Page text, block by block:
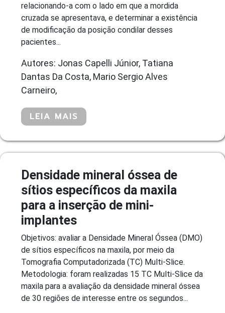
relacionando-a com o lado em que a mordida
cruzada se apresentava, e determinar a existência
de modificação da posição condilar desses
pacientes...
Autores: Jonas Capelli Júnior, Tatiana
Dantas Da Costa, Mario Sergio Alves
Carneiro,
LEIA MAIS
Densidade mineral óssea de
sítios específicos da maxila
para a inserção de mini-
implantes
Objetivos: avaliar a Densidade Mineral Óssea (DMO)
de sítios específicos na maxila, por meio da
Tomografia Computadorizada (TC) Multi-Slice.
Metodologia: foram realizadas 15 TC Multi-Slice da
maxila para a avaliação da densidade mineral óssea
de 30 regiões de interesse entre os segundos...